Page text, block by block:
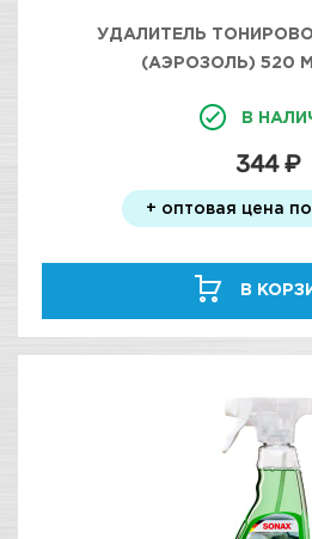
УДАЛИТЕЛЬ
(АЭРОЗОЛЬ) 520
В
344 ₽
+ оптовая цена
В